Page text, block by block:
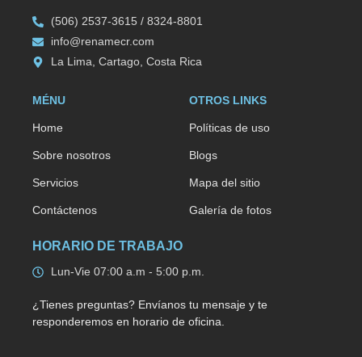
(506) 2537-3615 / 8324-8801
info@renamecr.com
La Lima, Cartago, Costa Rica
MÉNU
Home
Sobre nosotros
Servicios
Contáctenos
OTROS LINKS
Políticas de uso
Blogs
Mapa del sitio
Galería de fotos
HORARIO DE TRABAJO
Lun-Vie 07:00 a.m - 5:00 p.m.
¿Tienes preguntas? Envíanos tu mensaje y te
responderemos en horario de oficina.